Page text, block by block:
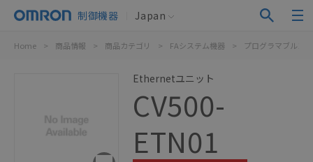
制御機器 Japan
Home > 商品情報 > 商品カテゴリ > FAシステム機器 > プログラマブルコ
Ethernetユニット
CV500-
ETN01